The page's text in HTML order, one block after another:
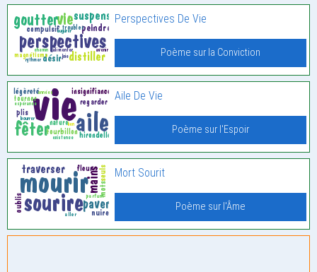
Perspectives De Vie
Poème sur la Conviction
Aile De Vie
Poème sur l'Espoir
Mort Sourit
Poème sur l'Âme